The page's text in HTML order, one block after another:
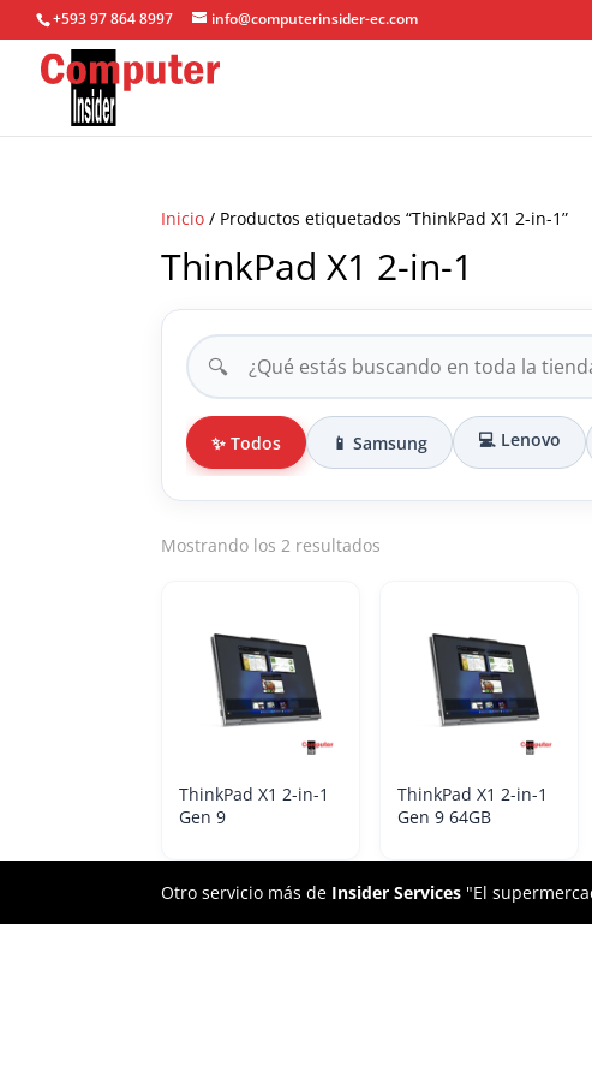
+593 97 864 8997 info@computerinsider-ec.com
Inicio / Productos etiquetados “ThinkPad X1 2-in-1”
ThinkPad X1 2-in-1
🔍
✨ Todos 📱 Samsung 💻 Lenovo
Mostrando los 2 resultados
ThinkPad X1 2-in-1
Gen 9
ThinkPad X1 2-in-1
Gen 9 64GB
Otro servicio más de Insider Services "El